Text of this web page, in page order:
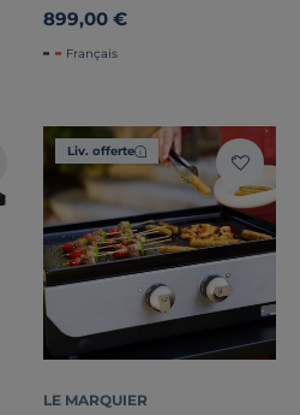
899,00 €
Français
Liv. offerte
LE MARQUIER